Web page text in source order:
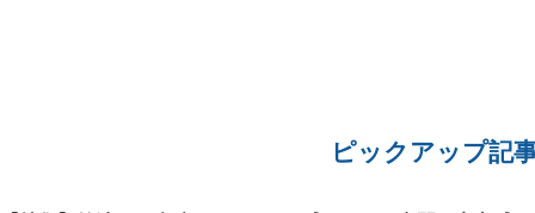
ピックアップ記